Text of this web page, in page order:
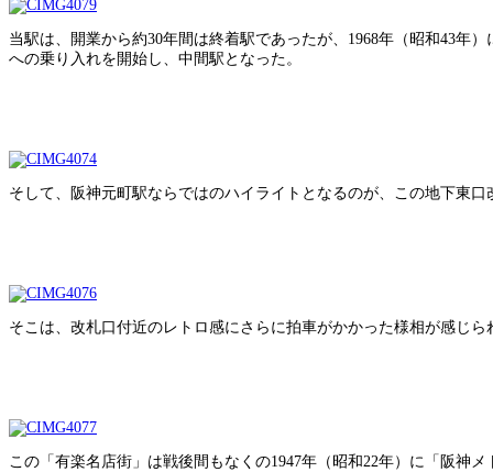
当駅は、開業から約30年間は終着駅であったが、1968年（昭和43年
への乗り入れを開始し、中間駅となった。
そして、阪神元町駅ならではのハイライトとなるのが、この地下東
そこは、改札口付近のレトロ感にさらに拍車がかかった様相が感じ
この「有楽名店街」は戦後間もなくの1947年（昭和22年）に「阪神